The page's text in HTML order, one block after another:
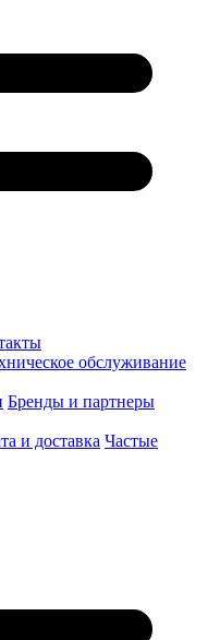
обслуживание
Бренды и партнеры
и доставка Частые